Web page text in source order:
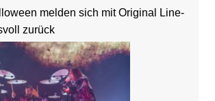
melden sich mit Original Line-
zurück